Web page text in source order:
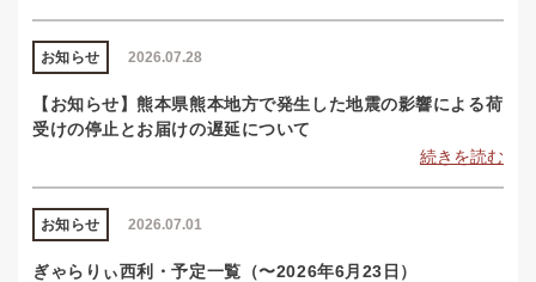
2026.07.28
お知らせ
【お知らせ】熊本県熊本地方で発生した地震の影響による荷
受けの停止とお届けの遅延について
続きを読む
2026.07.01
お知らせ
ぎゃらりぃ西利・予定一覧（〜2026年6月23日）